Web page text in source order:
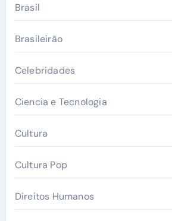
Brasil
Brasileirão
Celebridades
Ciencia e Tecnologia
Cultura
Cultura Pop
Direitos Humanos